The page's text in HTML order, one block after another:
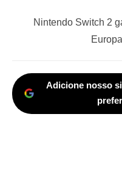
NextNintendo Switch 2
Adicione nosso